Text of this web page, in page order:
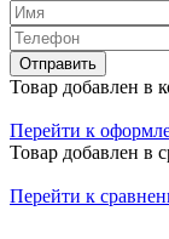
Отправить
Товар добавлен в
Перейти к
Товар добавлен в
Перейти к